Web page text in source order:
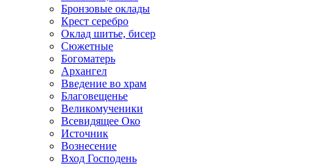
Бронзовые оклады
Крест серебро
Оклад шитье, бисер
Сюжетные
Богоматерь
Архангел
Введение во храм
Благовещенье
Великомученики
Всевидящее Око
Источник
Вознесение
Вход Господень